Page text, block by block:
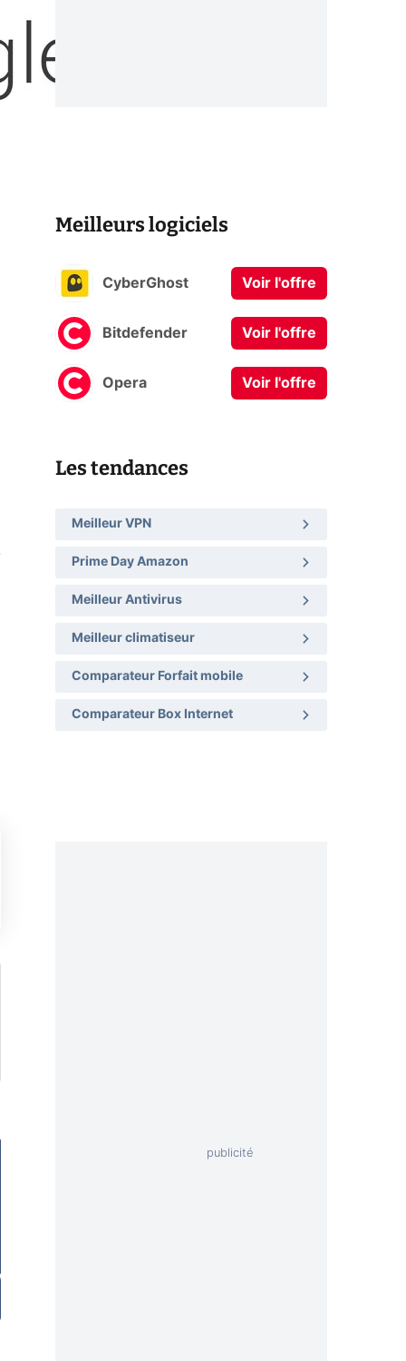
Meilleurs logiciels
CyberGhost Voir l'offre
Bitdefender Voir l'offre
Opera Voir l'offre
Les tendances
Meilleur VPN
Prime Day Amazon
Meilleur Antivirus
Meilleur climatiseur
Comparateur Forfait mobile
Comparateur Box Internet